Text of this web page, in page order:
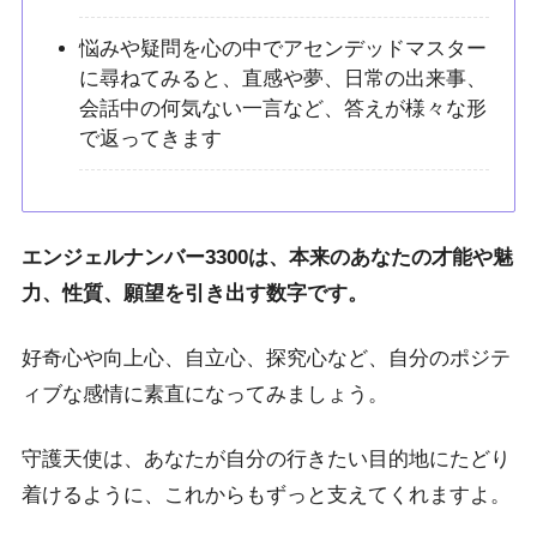
悩みや疑問を心の中でアセンデッドマスター
に尋ねてみると、直感や夢、日常の出来事、
会話中の何気ない一言など、答えが様々な形
で返ってきます
エンジェルナンバー3300は、本来のあなたの才能や魅
力、性質、願望を引き出す数字です。
好奇心や向上心、自立心、探究心など、自分のポジテ
ィブな感情に素直になってみましょう。
守護天使は、あなたが自分の行きたい目的地にたどり
着けるように、これからもずっと支えてくれますよ。